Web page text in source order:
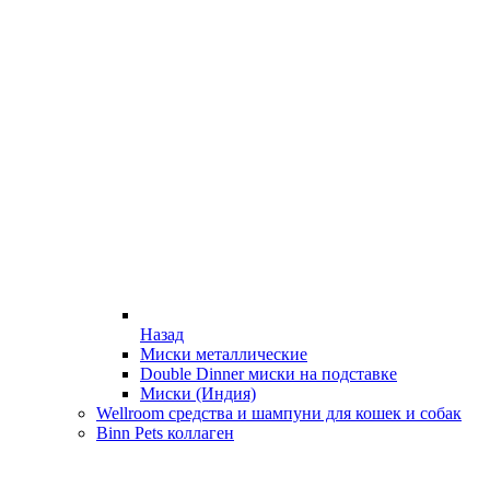
Назад
Миски металлические
Double Dinner миски на подставке
Миски (Индия)
Wellroom средства и шампуни для кошек и собак
Binn Pets коллаген